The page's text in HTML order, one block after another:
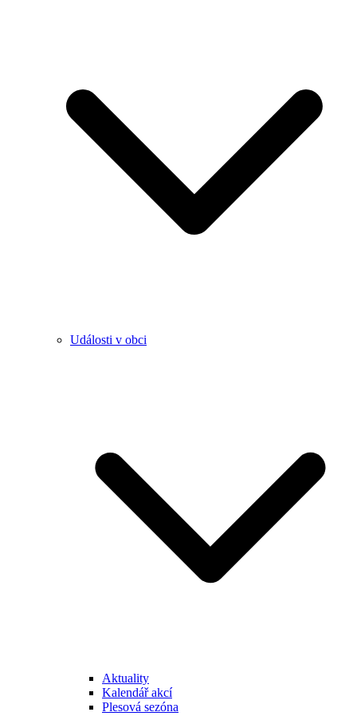
Události v obci
Aktuality
Kalendář akcí
Plesová sezóna